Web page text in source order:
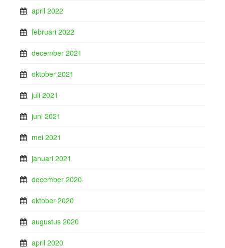
april 2022
februari 2022
december 2021
oktober 2021
juli 2021
juni 2021
mei 2021
januari 2021
december 2020
oktober 2020
augustus 2020
april 2020